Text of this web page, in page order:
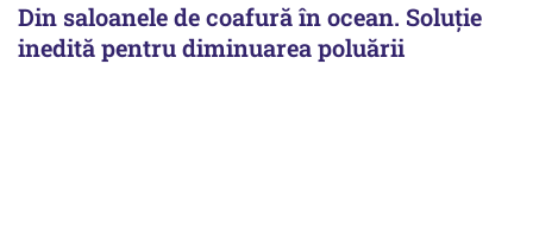
Din saloanele de coafură în ocean. Soluție
inedită pentru diminuarea poluării